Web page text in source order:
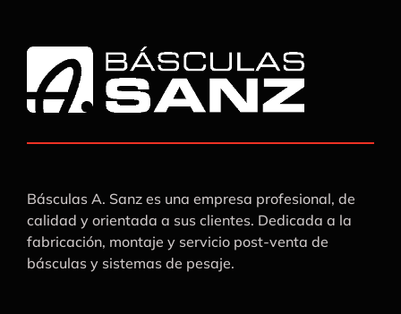
Básculas A. Sanz es una empresa profesional, de
calidad y orientada a sus clientes. Dedicada a la
fabricación, montaje y servicio post-venta de
básculas y sistemas de pesaje.